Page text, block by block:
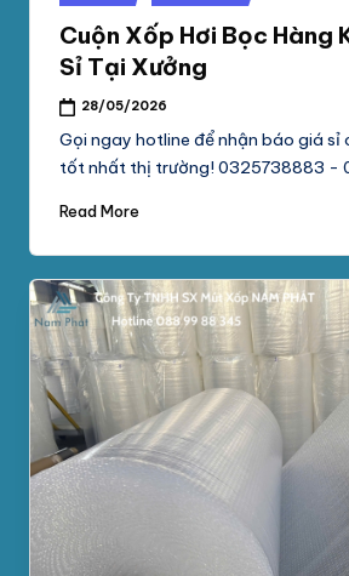
in
Cuộn Xốp Hơi Bọc Hàng
Sỉ Tại Xưởng
28/05/2026
Gọi ngay hotline để nhận báo giá sỉ
tốt nhất thị trường! 0325738883 -
Read More